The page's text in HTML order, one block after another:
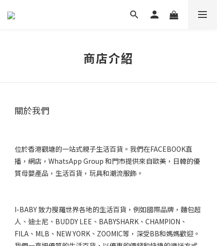
商店介紹
關於我們
位於香港觀塘的一站式親子生活百貨。我們在FACEBOOK直
播，網店，WhatsApp Group 和門市提供來自歐美，日韓的優
質母嬰產品，生活百貨，玩具和潮流服飾。
I-BABY 致力搜羅世界各地的生活百貨，例如國際品牌，麵包超
人、迪士尼、BUDDY LEE、BABYSHARK、CHAMPION、
FILA、MLB、NEW YORK、ZOOMIC等，深受BB和媽媽歡迎。